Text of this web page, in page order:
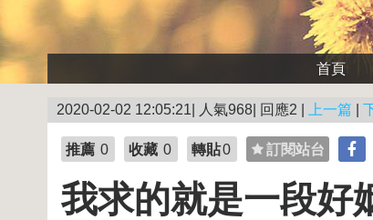
首頁
2020-02-02 12:05:21| 人氣968| 回應2 | 上一篇
推薦 0 收藏 0 轉貼0 訂閱站台
我求的就是一段好